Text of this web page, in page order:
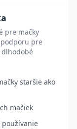
pre mačky
pre
dlhodobé
staršie ako
mačiek